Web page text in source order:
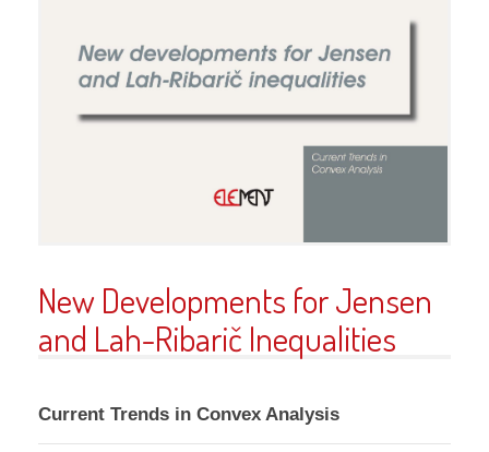
New Developments for Jensen
and Lah-Ribarič Inequalities
Current Trends in Convex Analysis